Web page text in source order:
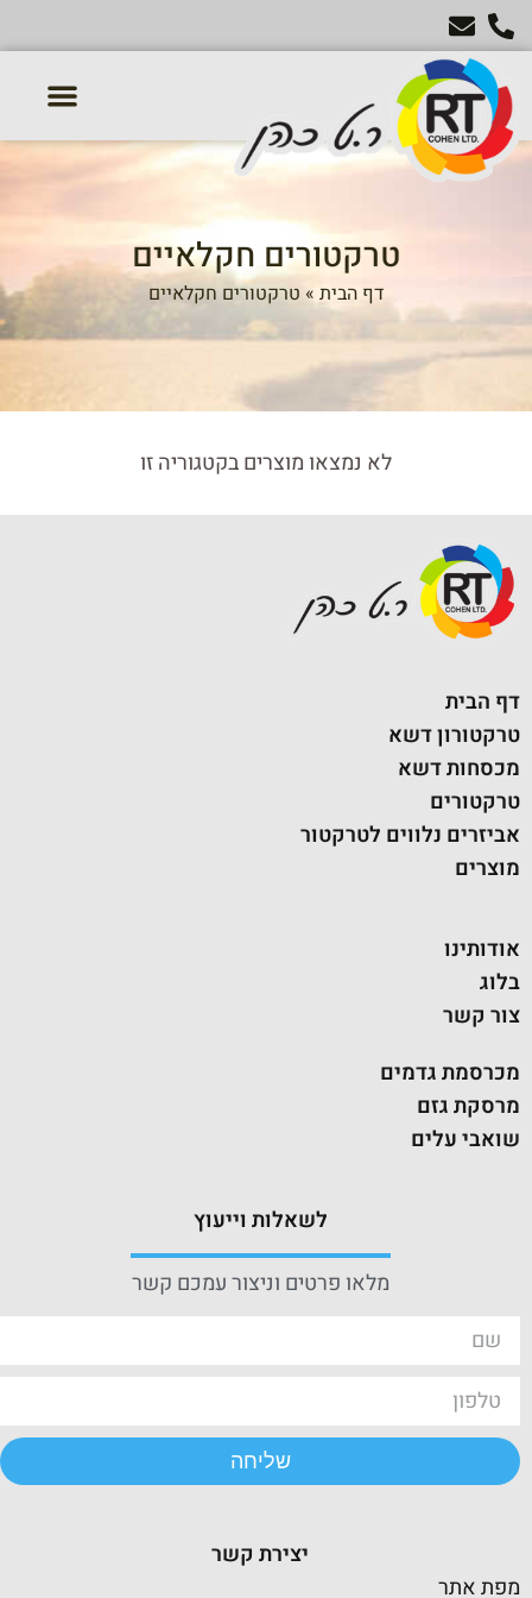
טרקטורים חקלאיים
דף הבית »טרקטורים חקלאיים
לא נמצאו מוצרים בקטגוריה זו
דף הבית
טרקטורון דשא
מכסחות דשא
טרקטורים
אביזרים נלווים לטרקטור
מוצרים
אודותינו
בלוג
צור קשר
מכרסמת גדמים
מרסקת גזם
שואבי עלים
לשאלות וייעוץ
מלאו פרטים וניצור עמכם קשר
שליחה
יצירת קשר
מפת אתר